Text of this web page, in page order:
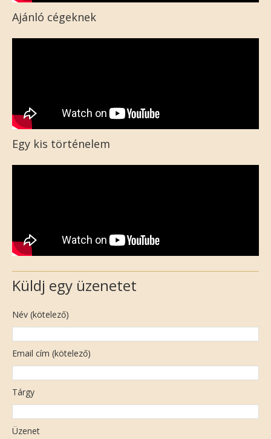
Ajánló cégeknek
Egy kis történelem
Küldj egy üzenetet
Név (kötelező)
Email cím (kötelező)
Tárgy
Üzenet